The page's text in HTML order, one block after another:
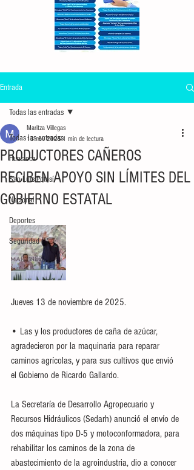
Entrada
Todas las entradas
Huasteca
San Luis Potosí
Nacional
Deportes
Seguridad
Todas las entradas
PRODUCTORES CAÑEROS
RECIBEN APOYO SIN LÍMITES DEL
GOBIERNO ESTATAL
Maritza Villegas
13 nov 20251 min de lectura
Jueves 13 de noviembre de 2025.
• Las y los productores de caña de azúcar,
agradecieron por la maquinaria para reparar
caminos agrícolas, y para sus cultivos que envió
el Gobierno de Ricardo Gallardo.
La Secretaría de Desarrollo Agropecuario y
Recursos Hidráulicos (Sedarh) anunció el envío de
dos máquinas tipo D-5 y motoconformadora, para
rehabilitar los caminos de la zona de
abastecimiento de la agroindustria, dio a conocer